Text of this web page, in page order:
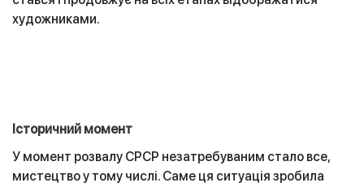
художниками.
Історичний момент
У момент розвалу СРСР незатребуваним стало все,
мистецтво у тому числі. Саме ця ситуація зробила